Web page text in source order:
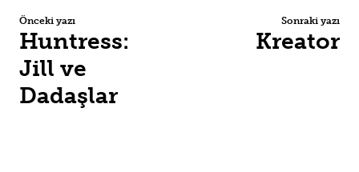
Önceki yazı
Huntress:
Jill ve
Dadaşlar
Sonraki yazı
Kreator